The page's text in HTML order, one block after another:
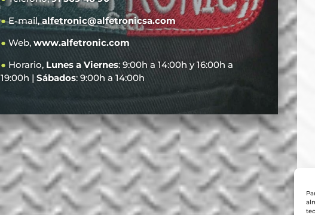
●E-mail,alfetronic@alfetronicsa.com
● Web,www.alfetronic.com
● Horario, Lunes a Viernes: 9:00h a 14:00h y 16:00h a
19:00h |Sábados: 9:00h a 14:00h